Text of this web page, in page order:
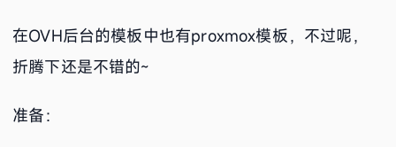
在OVH后台的模板中也有proxmox模板，不过呢，
折腾下还是不错的~
准备：